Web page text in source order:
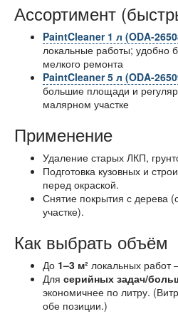
Ассортимент
PaintCleaner 1 л (ODA-
локальные работы; удобно
мелкого ремонта
PaintCleaner 5 л (ODA-
большие площади и
малярном участке
Применение
Удаление старых ЛКП,
Подготовка кузовных и
перед окраской.
Снятие покрытия с дерева
участке).
Как выбрать объём
До 1–3 м² локальных работ
Для серийных задач/
экономичнее по литру.
обе позиции.)